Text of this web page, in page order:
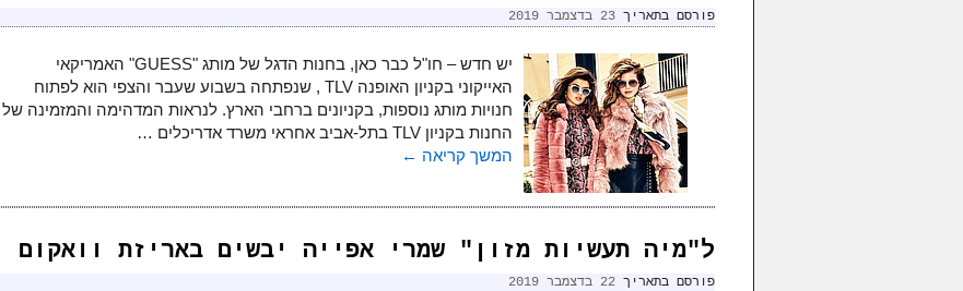
פורסם בתאריך 23 בדצמבר 2019
יש חדש – חו"ל כבר כאן, בחנות הדגל של מותג "GUESS" האמריקאי
האייקוני בקניון האופנה TLV , שנפתחה בשבוע שעבר והצפי הוא לפתוח
חנויות מותג נוספות, בקניונים ברחבי הארץ. לנראות המדהימה והמזמינה של
החנות בקניון TLV בתל-אביב אחראי משרד אדריכלים …
המשך קריאה ←
ל"מיה תעשיות מזון" שמרי אפייה יבשים באריזת וואקום
פורסם בתאריך 22 בדצמבר 2019